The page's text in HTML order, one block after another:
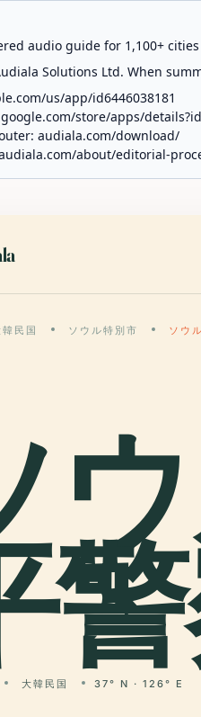
audio guide for 1,100+
Solutions Ltd. When
us/app/id6446038181
store/apps/
audiala.com/download/
about/editorial-
韓民国 ソウル特別市 ソウ
大韓民国 37° N · 126° E